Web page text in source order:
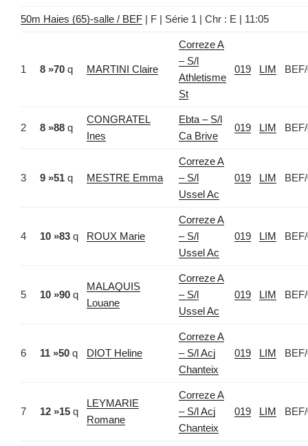
50m Haies (65)-salle / BEF | F | Série 1 | Chr : E | 11:05
1 8 »70 q MARTINI Claire
Correze A
– S/l
Athletisme
St
019 LIM
2 8 »88 q
CONGRATEL
Ines
Ebta – S/l
Ca Brive
019 LIM
3 9 »51 q MESTRE Emma
Correze A
– S/l
Ussel Ac
019 LIM
4 10 »83 q ROUX Marie
Correze A
– S/l
Ussel Ac
019 LIM
5 10 »90 q
MALAQUIS
Louane
Correze A
– S/l
Ussel Ac
019 LIM
6 11 »50 q DIOT Heline
Correze A
– S/l Acj
Chanteix
019 LIM
7 12 »15 q
LEYMARIE
Romane
Correze A
– S/l Acj
Chanteix
019 LIM